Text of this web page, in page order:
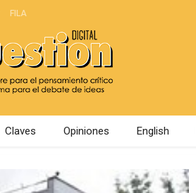
FILA
Claves Opiniones English